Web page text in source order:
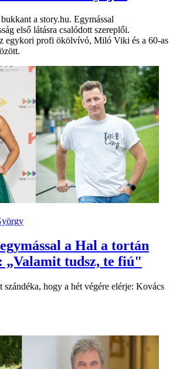
a story.hu. Egymással
első látásra csalódott szereplői.
egykori profi ökölvívó, Miló Viki és a 60-as
a Hal a tortán
„Valamit tudsz, te fiú"
hogy a hét végére elérje: Kovács